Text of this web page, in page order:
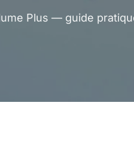
Plus — guide